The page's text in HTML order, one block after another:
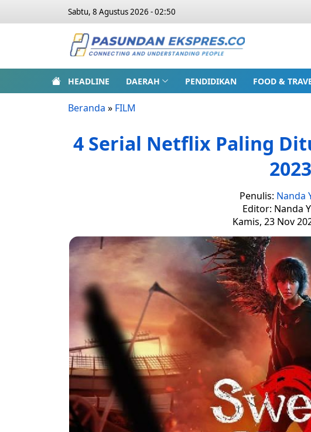
Sabtu, 8 Agustus 2026 - 02:50
HEADLINE DAERAH PENDIDIKAN FOOD &
Beranda » FILM
4 Serial Netflix Paling
2023
Penulis: Nanda
Editor: Nanda
Kamis, 23 Nov